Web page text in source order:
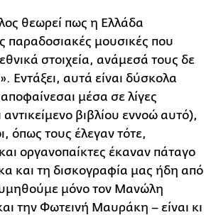
θεωρεί πως η Ελλάδα
παραδοσιακές μουσικές που
στοιχεία, ανάμεσά τους δε
Εντάξει, αυτά είναι δύσκολα
μέσα σε λίγες
αντικείμενο βιβλίου εννοώ αυτό),
όπως τους έλεγαν τότε,
οργανοπαίκτες έκαναν πάταγο
και τη δισκογραφία μας ήδη από
μόνο τον Μανώλη
την Φωτεινή Μαυράκη – είναι κι